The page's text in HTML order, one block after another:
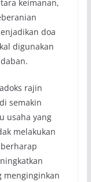
keimanan,
doa
digunakan
rajin
semakin
usaha yang
melakukan
menginginkan